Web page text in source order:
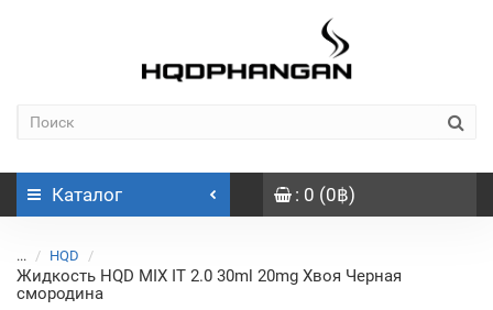
Каталог : 0 (0฿)
... HQD
Жидкость HQD MIX IT 2.0 30ml 20mg Хвоя Черная
смородина